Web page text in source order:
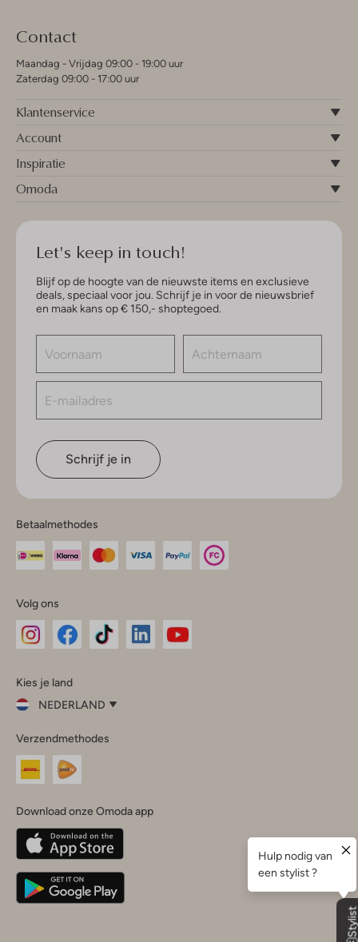
Contact
Maandag - Vrijdag 09:00 - 19:00 uur
Zaterdag 09:00 - 17:00 uur
Klantenservice
Account
Inspiratie
Omoda
Let's keep in touch!
Blijf op de hoogte van de nieuwste items en exclusieve
deals, speciaal voor jou. Schrijf je in voor de nieuwsbrief
en maak kans op € 150,- shoptegoed.
Schrijf je in
Betaalmethodes
Volg ons
InstagramFacebook
Kies je land
NEDERLAND
je
land
Nederland
Belgique(Français)
Deutschland
Verzendmethodes
Download onze Omoda app